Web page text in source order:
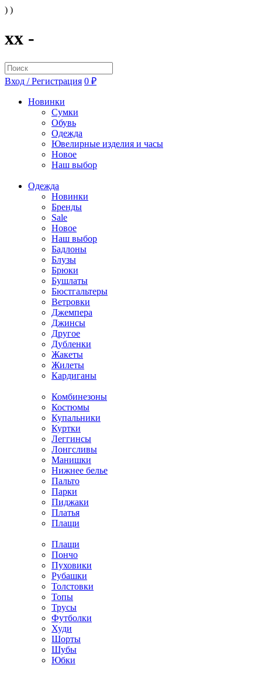
) )
xx -
Вход / Регистрация 0 ₽
Новинки
Сумки
Обувь
Одежда
Ювелирные изделия и часы
Новое
Наш выбор
Одежда
Новинки
Бренды
Sale
Новое
Наш выбор
Бадлоны
Блузы
Брюки
Бушлаты
Бюстгальтеры
Ветровки
Джемпера
Джинсы
Другое
Дубленки
Жакеты
Жилеты
Кардиганы
Комбинезоны
Костюмы
Купальники
Куртки
Леггинсы
Лонгсливы
Манишки
Нижнее белье
Пальто
Парки
Пиджаки
Платья
Плащи
Плащи
Пончо
Пуховики
Рубашки
Толстовки
Топы
Трусы
Футболки
Худи
Шорты
Шубы
Юбки